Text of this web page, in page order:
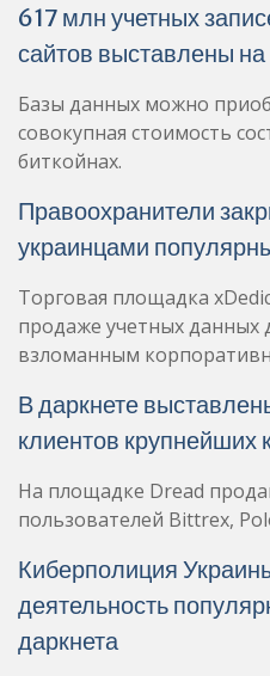
617 млн учетных
сайтов выставлены
Базы данных можно
совокупная стоимость
биткойнах.
Правоохранители
украинцами
Торговая площадка
продаже учетных данных
взломанным
В даркнете
клиентов крупнейших
На площадке Dread
пользователей Bittrex,
Киберполиция
деятельность
даркнета